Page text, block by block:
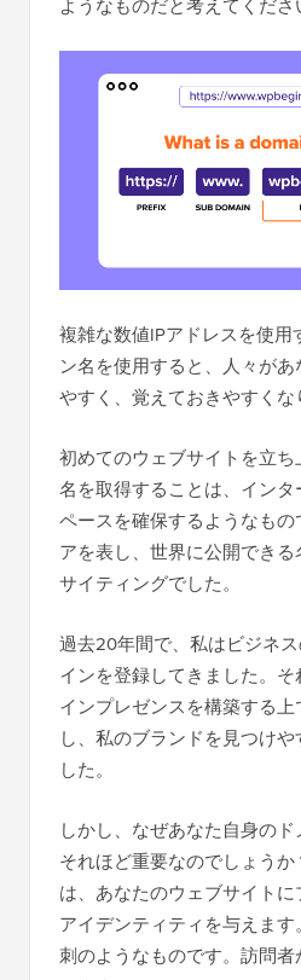
ようなものだと考えてくださ
複雑な数値IPアドレスを使用
ン名を使用すると、人々が
やすく、覚えておきやすくな
初めてのウェブサイトを立
名を取得することは、イン
ペースを確保するようなも
アを表し、世界に公開でき
サイティングでした。
過去20年間で、私はビジネ
インを登録してきました。
インプレゼンスを構築する
し、私のブランドを見つけ
した。
しかし、なぜあなた自身の
それほど重要なのでしょう
は、あなたのウェブサイト
アイデンティティを与えま
刺のようなものです。訪問